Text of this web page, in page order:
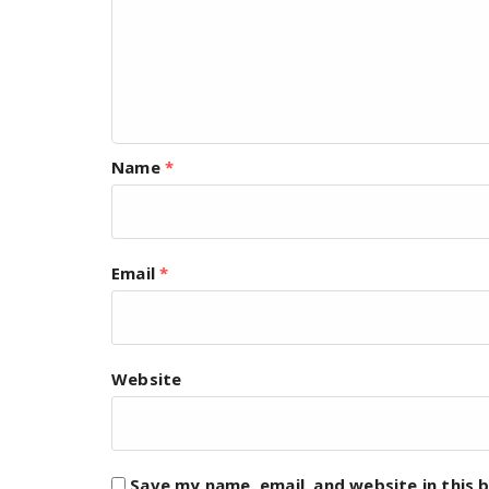
Name *
Email*
Website